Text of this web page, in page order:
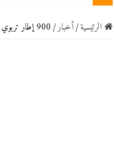
الرئيسية / أخبار / 900 إطار تربوي يجتازون الامتحان المهني بزاكورة